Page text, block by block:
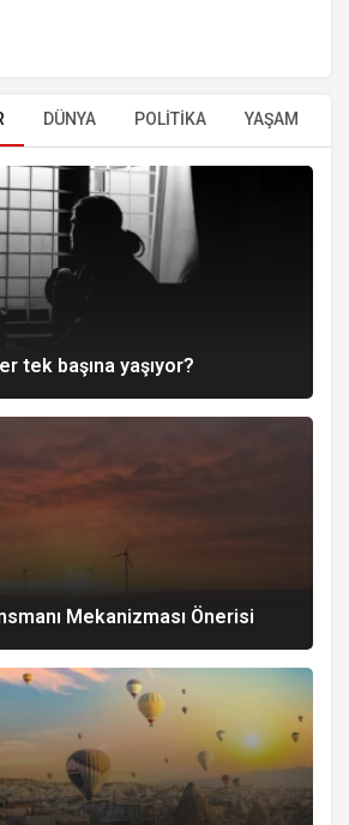
DÜNYA POLİTİKA YAŞAM
tek başına yaşıyor?
Mekanizması Önerisi